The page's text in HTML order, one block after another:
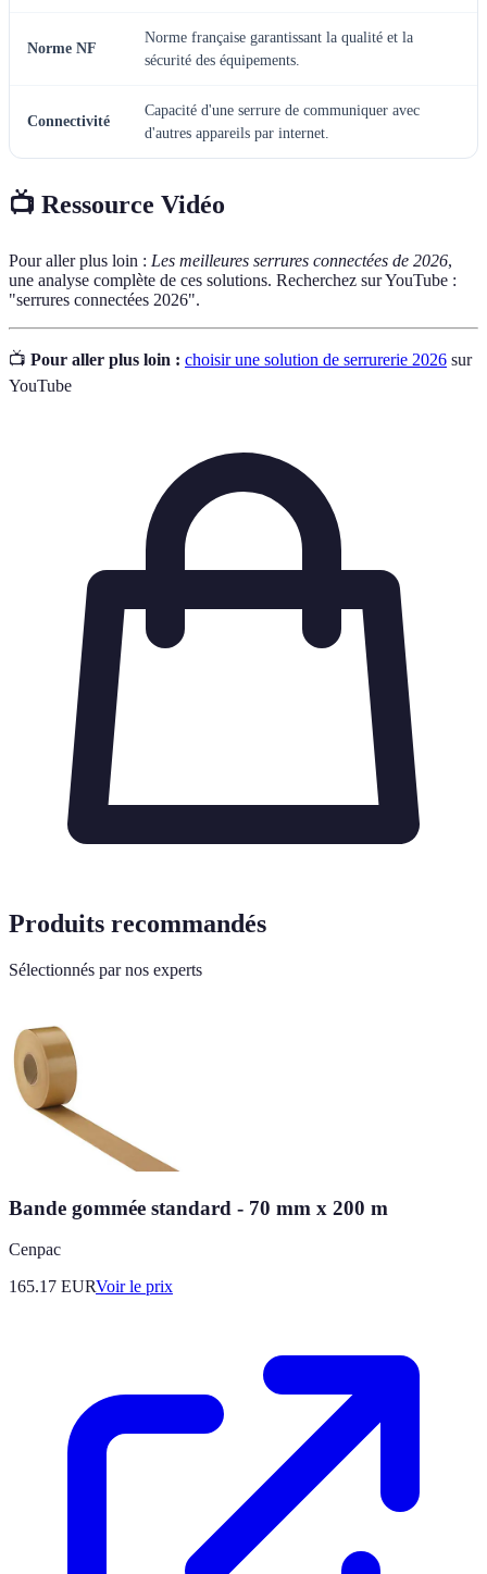
Norme NF
Norme française garantissant la qualité et la
sécurité des équipements.
Connectivité
Capacité d'une serrure de communiquer avec
d'autres appareils par internet.
📺 Ressource Vidéo
Pour aller plus loin : Les meilleures serrures connectées de 2026,
une analyse complète de ces solutions. Recherchez sur YouTube :
"serrures connectées 2026".
📺 Pour aller plus loin : choisir une solution de serrurerie 2026 sur
YouTube
Produits recommandés
Sélectionnés par nos experts
Bande gommée standard - 70 mm x 200 m
Cenpac
165.17 EURVoir le prix